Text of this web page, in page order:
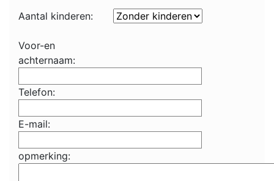
Aantal kinderen:
Voor-en
achternaam:
Telefon:
E-mail:
opmerking: